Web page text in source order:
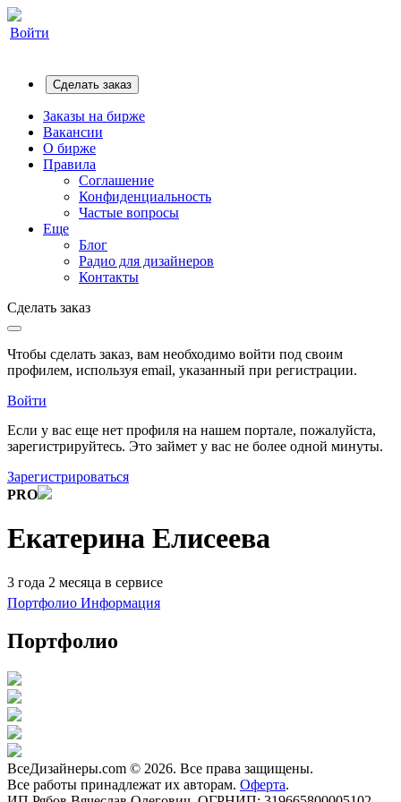
Войти
Сделать заказ
Заказы на бирже
Вакансии
О бирже
Правила
Соглашение
Конфиденциальность
Частые вопросы
Еще
Блог
Радио для дизайнеров
Контакты
Сделать заказ
Чтобы сделать заказ, вам необходимо войти под своим
профилем, используя email, указанный при регистрации.
Войти
Если у вас еще нет профиля на нашем портале, пожалуйста,
зарегистрируйтесь. Это займет у вас не более одной минуты.
Зарегистрироваться
PRO
Екатерина Елисеева
3 года 2 месяца в сервисе
Портфолио Информация
Портфолио
ВсеДизайнеры.com © 2026. Все права защищены.
Все работы принадлежат их авторам. Оферта.